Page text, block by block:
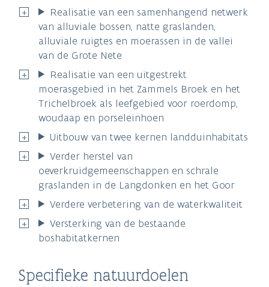
Realisatie van een samenhangend netwerk
van alluviale bossen, natte graslanden,
alluviale ruigtes en moerassen in de vallei
van de Grote Nete
Realisatie van een uitgestrekt
moerasgebied in het Zammels Broek en het
Trichelbroek als leefgebied voor roerdomp,
woudaap en porseleinhoen
Uitbouw van twee kernen landduinhabitats
Verder herstel van
oeverkruidgemeenschappen en schrale
graslanden in de Langdonken en het Goor
Verdere verbetering van de waterkwaliteit
Versterking van de bestaande
boshabitatkernen
Specifieke natuurdoelen